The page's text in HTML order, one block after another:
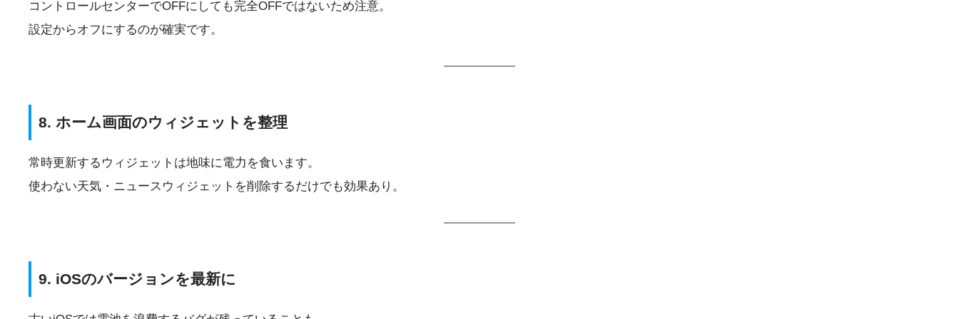
コントロールセンターでOFFにしても完全OFFではないため注意。
設定からオフにするのが確実です。
8. ホーム画面のウィジェットを整理
常時更新するウィジェットは地味に電力を食います。
使わない天気・ニュースウィジェットを削除するだけでも効果あり。
9. iOSのバージョンを最新に